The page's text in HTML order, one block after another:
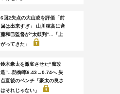
6回2失点の大山凌を評価「前
回は出来すぎ」 山川穂高に斉
藤和巳監督が“太鼓判”...「上
がってきた」
鈴木豪太を激変させた“魔改
造”...防御率6.43→0.74へ 失
点直後のベンチ「豪太の良さ
はそれじゃない」